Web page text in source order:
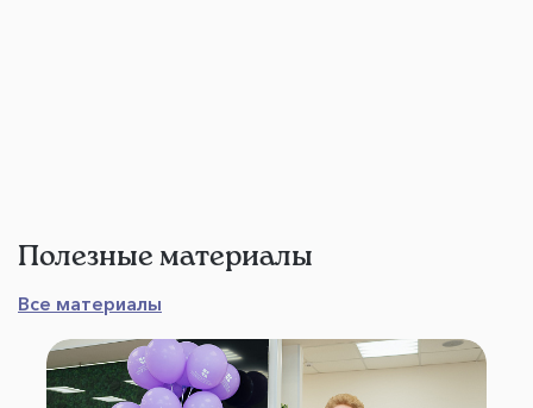
Полезные материалы
Все материалы